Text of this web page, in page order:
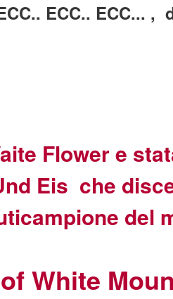
ECC.. ECC...
Flower e
Eis che
del
White